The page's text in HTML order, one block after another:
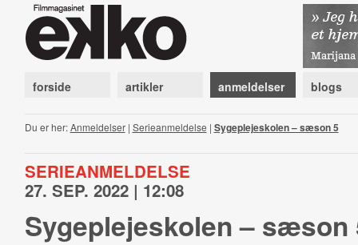
forside artikler anmeldelser blogs
Du er her:Anmeldelser| Serieanmeldelse | Sygeplejeskolen – sæson 5
SERIEANMELDELSE
27. SEP. 2022 | 12:08
Sygeplejeskolen – sæson